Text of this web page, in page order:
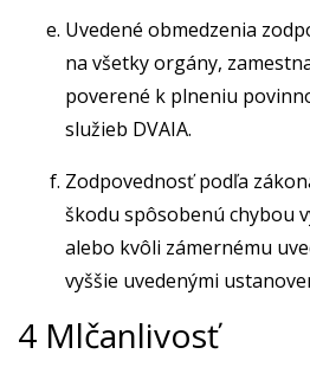
Uvedené obmedzenia
na všetky orgány,
poverené k plneniu
služieb DVAIA.
Zodpovednosť podľa
škodu spôsobenú chybou
alebo kvôli zámernému
vyššie uvedenými
4 Mlčanlivosť